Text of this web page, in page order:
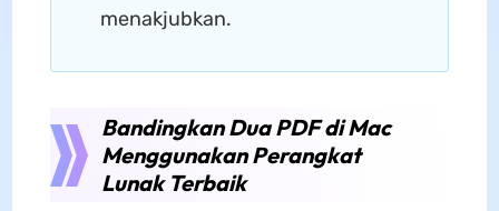
menakjubkan.
Bandingkan Dua PDF di Mac
Menggunakan Perangkat
Lunak Terbaik